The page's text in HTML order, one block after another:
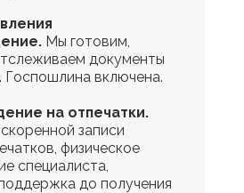
Мы готовим,
документы
Госпошлина включена.
на отпечатки.
записи
физическое
специалиста,
до получения